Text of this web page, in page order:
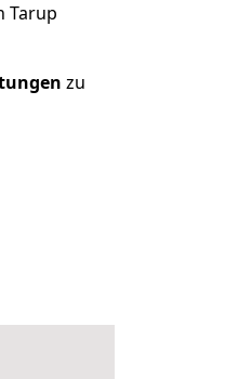
Tarup
zu